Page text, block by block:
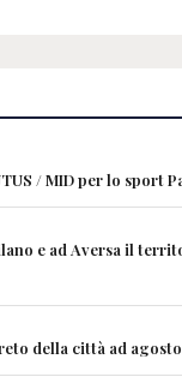
/ MID per lo sport
e ad Aversa il
della città ad agosto